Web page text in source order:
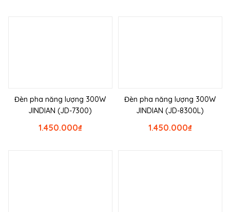
Đèn pha năng lượng 300W
JINDIAN (JD-7300)
₫
1.450.000
Đèn pha năng lượng 300W
JINDIAN (JD-8300L)
₫
1.450.000